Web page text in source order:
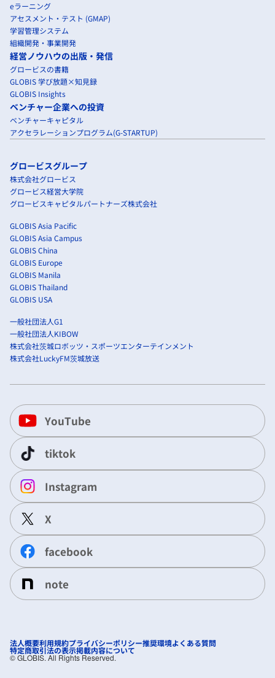
eラーニング
アセスメント・テスト (GMAP)
学習管理システム
組織開発・事業開発
経営ノウハウの出版・発信
グロービスの書籍
GLOBIS 学び放題×知見録
GLOBIS Insights
ベンチャー企業への投資
ベンチャーキャピタル
アクセラレーションプログラム(G-STARTUP)
グロービスグループ
株式会社グロービス
グロービス経営大学院
グロービスキャピタルパートナーズ株式会社
GLOBIS Asia Pacific
GLOBIS Asia Campus
GLOBIS China
GLOBIS Europe
GLOBIS Manila
GLOBIS Thailand
GLOBIS USA
一般社団法人G1
一般社団法人KIBOW
株式会社茨城ロボッツ・スポーツエンターテインメント
株式会社LuckyFM茨城放送
YouTube
tiktok
Instagram
X
facebook
note
法人概要利用規約プライバシーポリシー推奨環境よくある質問
特定商取引法の表示掲載内容について
©︎ GLOBIS. All Rights Reserved.